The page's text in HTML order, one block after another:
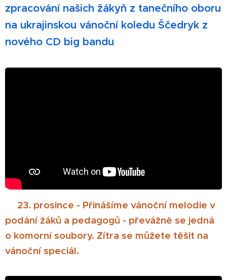
zpracování našich žákyň z tanečního oboru
na ukrajinskou vánoční koledu Ščedryk z
nového CD big bandu
🎄23. prosince - Přinášíme vánoční melodie v
podání žáků a pedagogů - převážně se jedná
o komorní soubory. Zítra se můžete těšit na
vánoční speciál.